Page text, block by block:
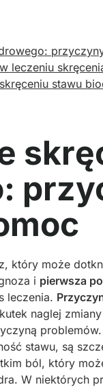
leczeniu
stawu
który może
i pierwsza
leczenia.
naglej
stawu, są
ból, który
W niektórych